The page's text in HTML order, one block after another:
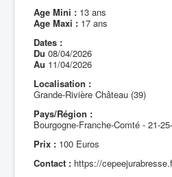
Age Mini : 13 ans
Age Maxi : 17 ans
Dates :
Du 08/04/2026
Au 11/04/2026
Localisation :
Grande-Rivière Château (39)
Pays/Région :
Bourgogne-Franche-Comté - 21-
Prix : 100 Euros
Contact : https://